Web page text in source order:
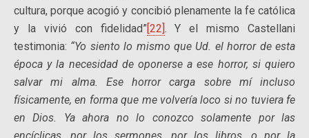
cultura, porque acogió y concibió plenamente la fe católica
y la vivió con fidelidad”[22]. Y el mismo Castellani
testimonia: “Yo siento lo mismo que Ud. el horror de esta
época y la necesidad de oponerse a ese horror, si quiero
salvar mi alma. Ese horror carga sobre mí incluso
físicamente, en forma que me volvería loco si no tuviera fe
en Dios. Ya ahora no lo conozco solamente por las